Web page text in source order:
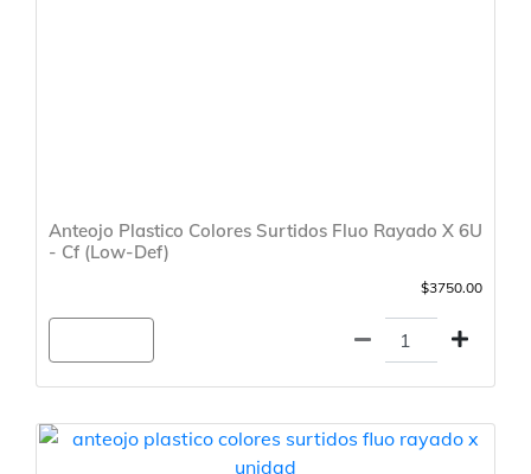
Anteojo Plastico Colores Surtidos Fluo Rayado X 6U
- Cf (Low-Def)
$3750.00